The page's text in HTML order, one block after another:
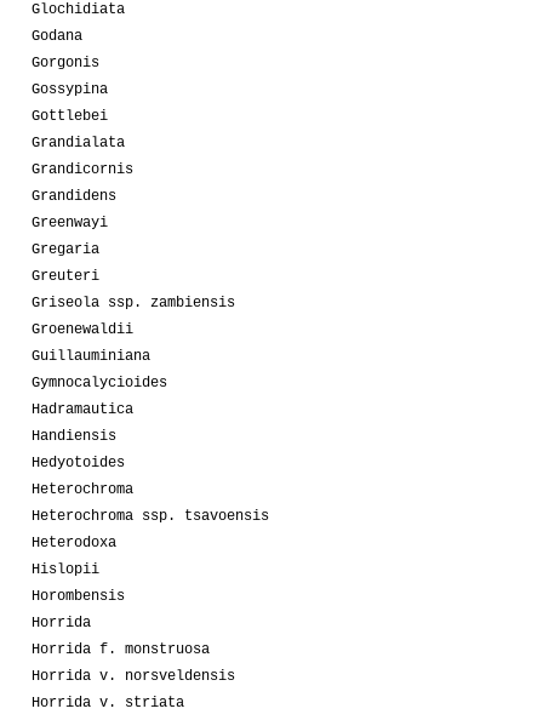
Glochidiata
Godana
Gorgonis
Gossypina
Gottlebei
Grandialata
Grandicornis
Grandidens
Greenwayi
Gregaria
Greuteri
Griseola ssp. zambiensis
Groenewaldii
Guillauminiana
Gymnocalycioides
Hadramautica
Handiensis
Hedyotoides
Heterochroma
Heterochroma ssp. tsavoensis
Heterodoxa
Hislopii
Horombensis
Horrida
Horrida f. monstruosa
Horrida v. norsveldensis
Horrida v. striata